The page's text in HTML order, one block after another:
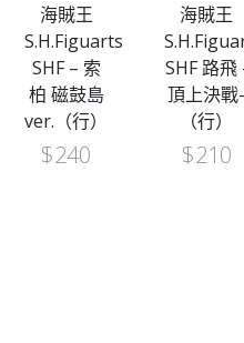
海賊王
S.H.Figuarts
SHF – 索
柏 磁鼓島
ver.（行）
$240
海賊王
SHF 路飛
頂上決戰-
（行）
$210